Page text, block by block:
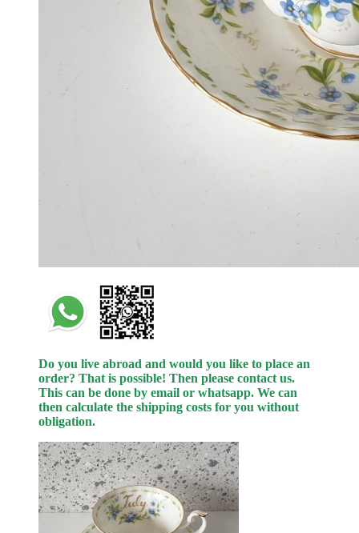
Do you live abroad and would you like to place an
order? That is possible! Then please contact us.
This can be done by email or whatsapp. We can
then calculate the shipping costs for you without
obligation.